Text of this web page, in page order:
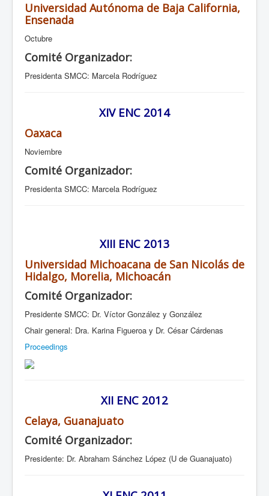
Universidad Autónoma de Baja California,
Ensenada
Octubre
Comité Organizador:
Presidenta SMCC: Marcela Rodríguez
XIV ENC 2014
Oaxaca
Noviembre
Comité Organizador:
Presidenta SMCC: Marcela Rodríguez
XIII ENC 2013
Universidad Michoacana de San Nicolás de
Hidalgo, Morelia, Michoacán
Comité Organizador:
Presidente SMCC: Dr. Víctor González y González
Chair general: Dra. Karina Figueroa y Dr. César Cárdenas
Proceedings
XII ENC 2012
Celaya, Guanajuato
Comité Organizador:
Presidente: Dr. Abraham Sánchez López (U de Guanajuato)